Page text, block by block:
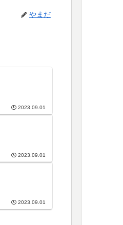
やまだ
2023.09.01
2023.09.01
2023.09.01